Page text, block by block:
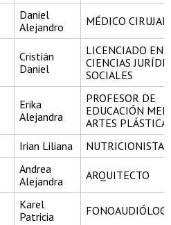
Daniel
Alejandro
MÉDICO
Cristián
Daniel
LICENCIADO EN
CIENCIAS
SOCIALES
Erika
Alejandra
PROFESOR DE
EDUCACIÓN
ARTES
Irian Liliana NUTRICIONISTA
Andrea
Alejandra
ARQUITECTO
Karel
Patricia